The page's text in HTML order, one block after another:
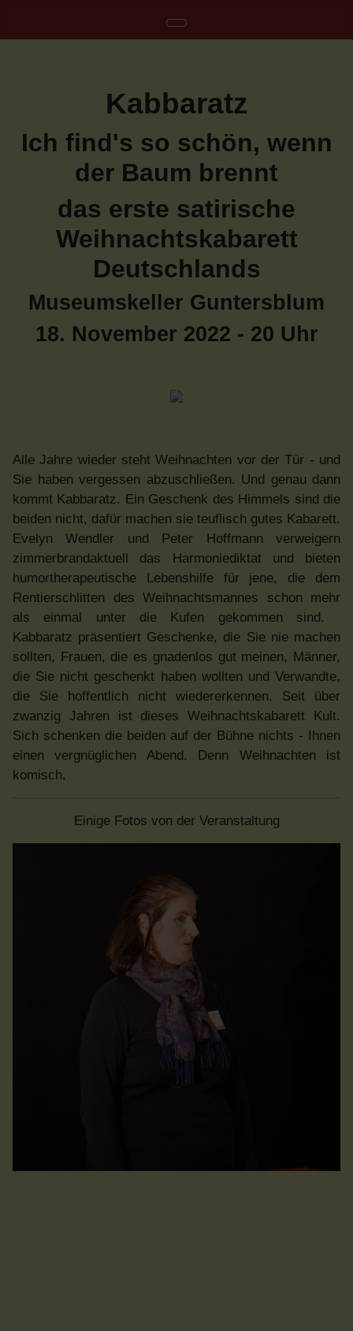
Kabbaratz
Ich find's so schön, wenn
der Baum brennt
das erste satirische
Weihnachtskabarett
Deutschlands
Museumskeller Guntersblum
18. November 2022 - 20 Uhr
Alle Jahre wieder steht Weihnachten vor der Tür - und
Sie haben vergessen abzuschließen. Und genau dann
kommt Kabbaratz. Ein Geschenk des Himmels sind die
beiden nicht, dafür machen sie teuflisch gutes Kabarett.
Evelyn Wendler und Peter Hoffmann verweigern
zimmerbrandaktuell das Harmoniediktat und bieten
humortherapeutische Lebenshilfe für jene, die dem
Rentierschlitten des Weihnachtsmannes schon mehr
als einmal unter die Kufen gekommen sind.
Kabbaratz präsentiert Geschenke, die Sie nie machen
sollten, Frauen, die es gnadenlos gut meinen, Männer,
die Sie nicht geschenkt haben wollten und Verwandte,
die Sie hoffentlich nicht wiedererkennen. Seit über
zwanzig Jahren ist dieses Weihnachtskabarett Kult.
Sich schenken die beiden auf der Bühne nichts - Ihnen
einen vergnüglichen Abend. Denn Weihnachten ist
komisch.
Einige Fotos von der Veranstaltung